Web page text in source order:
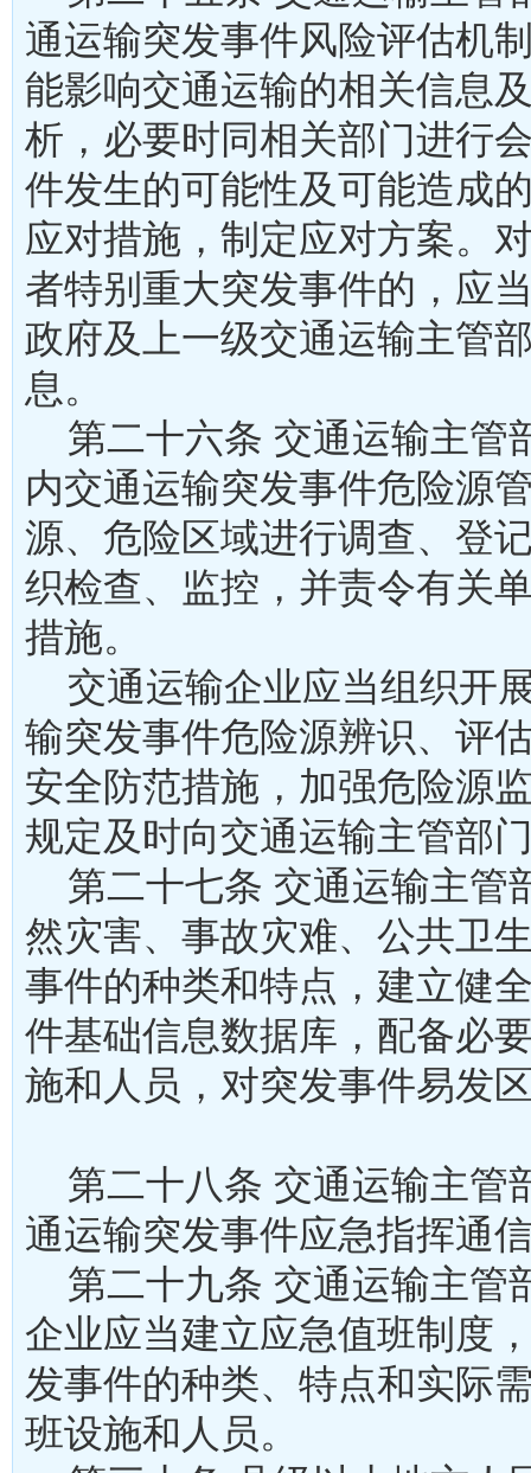
通运输突发事件风险评估机
能影响交通运输的相关信息
析，必要时同相关部门进行
件发生的可能性及可能造成
应对措施，制定应对方案。
者特别重大突发事件的，应
政府及上一级交通运输主管
息。
第二十六条 交通运输主管
内交通运输突发事件危险源
源、危险区域进行调查、登
织检查、监控，并责令有关
措施。
交通运输企业应当组织开
输突发事件危险源辨识、评
安全防范措施，加强危险源
规定及时向交通运输主管
第二十七条 交通运输主管
然灾害、事故灾难、公共卫
事件的种类和特点，建立健
件基础信息数据库，配备必
施和人员，对突发事件易发
第二十八条 交通运输主管
通运输突发事件应急指挥通
第二十九条 交通运输主管
企业应当建立应急值班制度
发事件的种类、特点和实际
班设施和人员。